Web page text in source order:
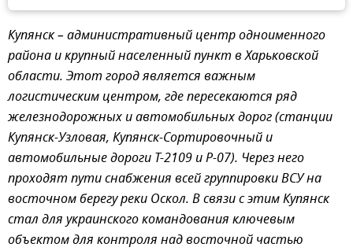
Купянск – административный центр одноименного
района и крупный населенный пункт в Харьковской
области. Этот город является важным
логистическим центром, где пересекаются ряд
железнодорожных и автомобильных дорог (станции
Купянск-Узловая, Купянск-Сортировочный и
автомобильные дороги Т-2109 и Р-07). Через него
проходят пути снабжения всей группировки ВСУ на
восточном берегу реки Оскол. В связи с этим Купянск
стал для украинского командования ключевым
объектом для контроля над восточной частью